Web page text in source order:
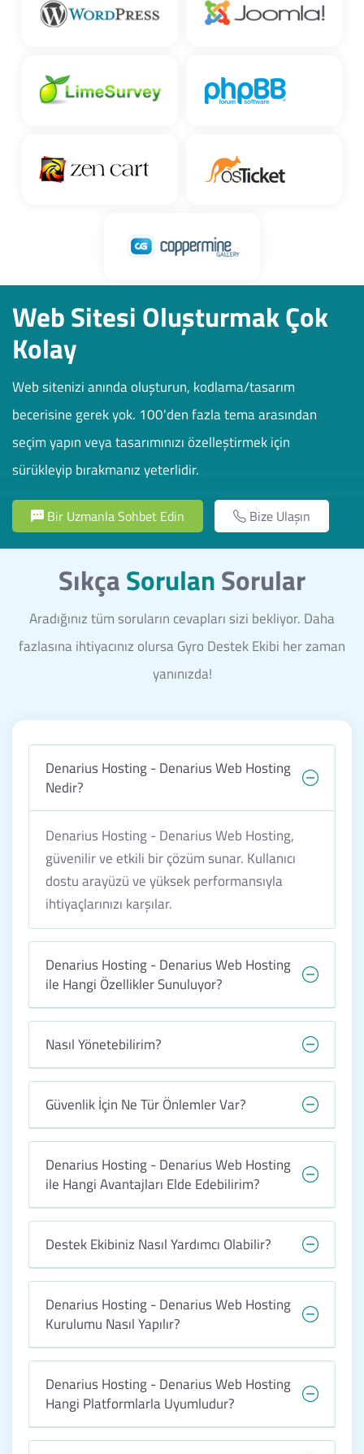
Web Sitesi Oluşturmak Çok
Kolay
Web sitenizi anında oluşturun, kodlama/tasarım
becerisine gerek yok. 100'den fazla tema arasından
seçim yapın veya tasarımınızı özelleştirmek için
sürükleyip bırakmanız yeterlidir.
Bir Uzmanla Sohbet Edin Bize Ulaşın
SıkçaSorulanSorular
Aradığınız tüm soruların cevapları sizi bekliyor. Daha
fazlasına ihtiyacınız olursa Gyro Destek Ekibi her zaman
yanınızda!
Denarius Hosting - Denarius Web Hosting
Nedir?
Denarius Hosting - Denarius Web Hosting,
güvenilir ve etkili bir çözüm sunar. Kullanıcı
dostu arayüzü ve yüksek performansıyla
ihtiyaçlarınızı karşılar.
Denarius Hosting - Denarius Web Hosting
ile Hangi Özellikler Sunuluyor?
Nasıl Yönetebilirim?
Güvenlik İçin Ne Tür Önlemler Var?
Denarius Hosting - Denarius Web Hosting
ile Hangi Avantajları Elde Edebilirim?
Destek Ekibiniz Nasıl Yardımcı Olabilir?
Denarius Hosting - Denarius Web Hosting
Kurulumu Nasıl Yapılır?
Denarius Hosting - Denarius Web Hosting
Hangi Platformlarla Uyumludur?